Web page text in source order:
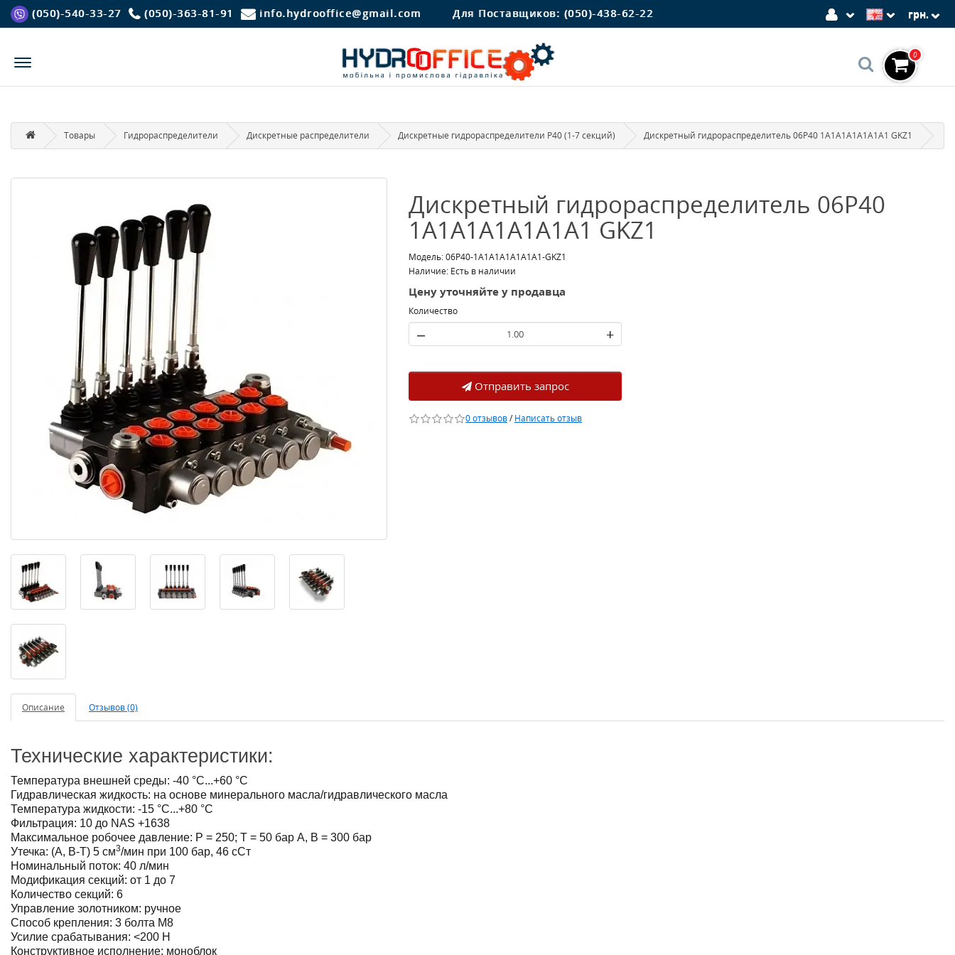
(050)-540-33-27 (050)-363-81-91 info.hydrooffice@gmail.com Для Поставщиков: (050)-438-62-22 грн.
0
Товары Гидрораспределители Дискретные распределители Дискретные гидрораспределители Р40 (1-7 секций) Дискретный гидрораспределитель 06P40 1A1A1A1A1A1A1 GKZ1
Дискретный гидрораспределитель 06P40
1A1A1A1A1A1A1 GKZ1
Модель: 06P40-1A1A1A1A1A1A1-GKZ1
Наличие: Есть в наличии
Цену уточняйте у продавца
Количество
– +
Отправить запрос
0 отзывов/Написать отзыв
Описание Отзывов (0)
Технические характеристики:
Температура внешней среды: -40 °C...+60 °C
Гидравлическая жидкость: на основе минерального масла/гидравлического масла
Температура жидкости: -15 °C...+80 °C
Фильтрация: 10 до NAS +1638
Максимальное робочее давление: Р = 250; Т = 50 бар А, В = 300 бар
Утечка: (A, B-T) 5 см3/мин при 100 бар, 46 сСт
Номинальный поток: 40 л/мин
Модификация секций: от 1 до 7
Количество секций: 6
Управление золотником: ручное
Способ крепления: 3 болта М8
Усилие срабатывания: <200 Н
Конструктивное исполнение: моноблок